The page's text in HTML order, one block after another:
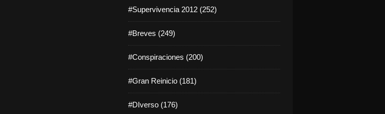
#Supervivencia 2012 (252)
#Breves (249)
#Conspiraciones (200)
#Gran Reinicio (181)
#DIverso (176)